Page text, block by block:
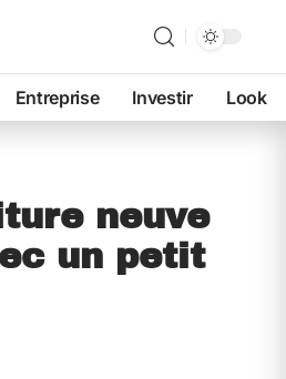
Entreprise Investir Look
neuve
un petit